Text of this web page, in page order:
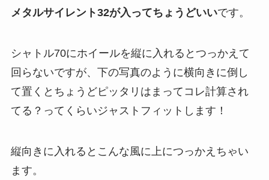
メタルサイレント32が入ってちょうどいいです。
シャトル70にホイールを縦に入れるとつっかえて
回らないですが、下の写真のように横向きに倒し
て置くとちょうどピッタリはまってコレ計算され
てる？ってくらいジャストフィットします！
縦向きに入れるとこんな風に上につっかえちゃい
ます。